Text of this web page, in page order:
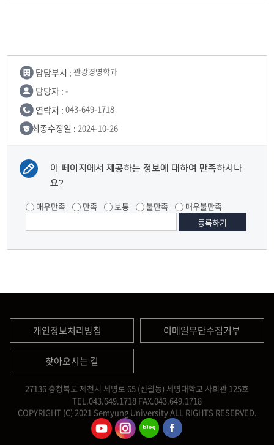
담당부서 : 관광경영학과
담당자 : -
연락처 : 043-649-1718
최종수정일 : 2024-10-26
이 페이지에서 제공하는 정보에 대하여 만족하시나
요?
매우만족 만족 보통 불만족 매우불만족
개인정보처리방침 이메일무단수집거부
찾아오시는 길
27136 충청북도 제천시 세명로 65 (신월동) 세명대학교 사회관 125호
TEL.043.649.1718 FAX.043.649.1718
COPYRIGHT (C) 2021 Semyung University ALL RIGHTS RESERVED.